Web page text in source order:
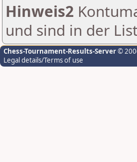
Hinweis2
und sind in der
Chess-Tournament-Results-Server©
Legal details/Terms of use